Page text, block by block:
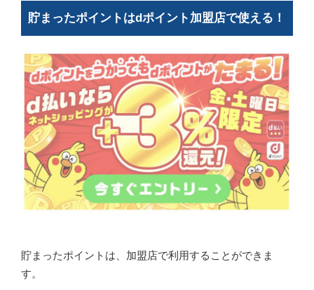
貯まったポイントはdポイント加盟店で使える！
貯まったポイントは、加盟店で利用することができま
す。